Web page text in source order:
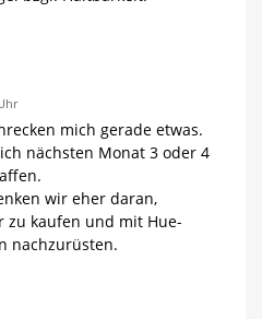
mich gerade etwas.
nächsten Monat 3 oder 4
wir eher daran,
zu kaufen und mit Hue-
nachzurüsten.